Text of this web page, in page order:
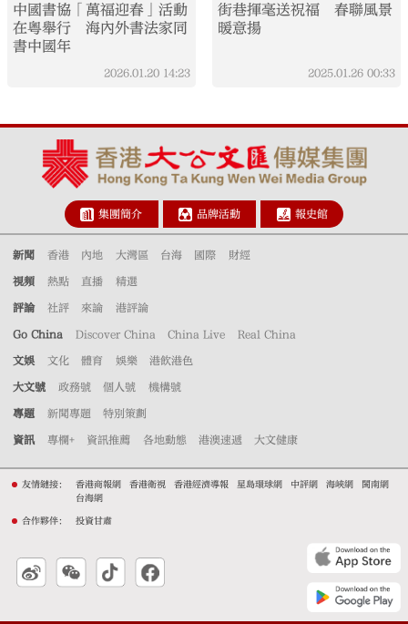
中國書協「萬福迎春」活動
在粵舉行 海內外書法家同
書中國年
2026.01.20 14:23
街巷揮毫送祝福 春聯風景
暖意揚
2025.01.26 00:33
集團簡介 品牌活動 報史館
新聞 香港 內地 大灣區 台海 國際 財經
視頻 熱點 直播 精選
評論 社評 來論 港評論
Go China Discover China China Live Real China
文娛 文化 體育 娛樂 港飲港色
大文號 政務號 個人號 機構號
專題 新聞專題 特別策劃
資訊 專欄+ 資訊推薦 各地動態 港澳速遞 大文健康
友情鏈接： 香港商報網 香港衛視 香港經濟導報 星島環球網 中評網 海峽網
閩南網
台海網
合作夥伴： 投資甘肅